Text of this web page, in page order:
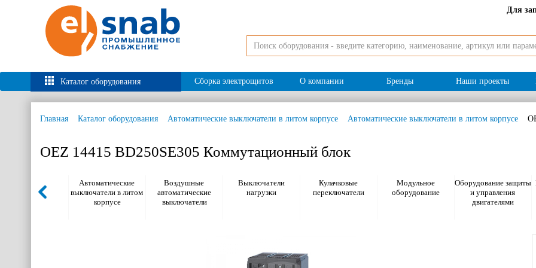
Для
Каталог оборудования Сборка электрощитов О компании Бренды Наши проекты
Главная Каталог оборудования Автоматические выключатели в литом корпусе Автоматические выключатели в литом корпусе
OEZ 14415 BD250SE305 Коммутационный блок
Автоматические
выключатели в литом
корпусе
Воздушные
автоматические
выключатели
Выключатели
нагрузки
Кулачковые
переключатели
Модульное
оборудование
Оборудование защиты
и управления
двигателями